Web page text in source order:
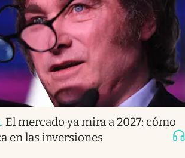
. El mercado ya mira a 2027: cómo
en las inversiones